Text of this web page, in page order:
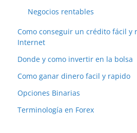
Negocios rentables
Como conseguir un crédito fácil y
Internet
Donde y como invertir en la bolsa
Como ganar dinero facil y rapido
Opciones Binarias
Terminología en Forex